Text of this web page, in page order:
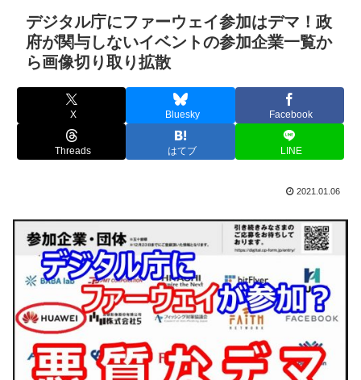
デジタル庁にファーウェイ参加はデマ！政
府が関与しないイベントの参加企業一覧か
ら画像切り取り拡散
X Bluesky Facebook
Threads はてブ LINE
2021.01.06